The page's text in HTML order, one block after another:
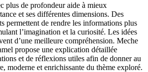
plus de profondeur aide à mieux
et ses différentes dimensions. Des
permettent de rendre les informations plus
l’imagination et la curiosité. Les idées
d’une meilleure compréhension. Meche
propose une explication détaillée
et de réflexions utiles afin de donner au
moderne et enrichissante du thème exploré.